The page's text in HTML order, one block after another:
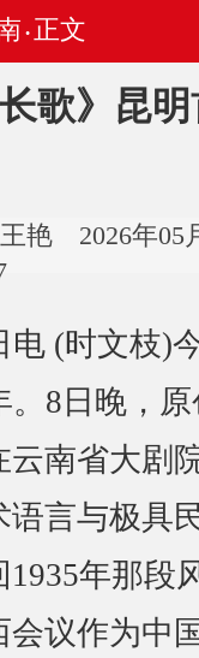
• 正文
歌》昆明
艳 2026年05
(时文枝)
。8日晚，原
云南省大剧
语言与极具
年那段
会议作为中